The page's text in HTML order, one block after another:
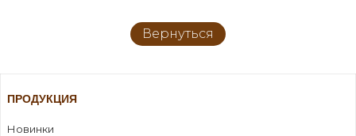
Вернуться
ПРОДУКЦИЯ
Новинки